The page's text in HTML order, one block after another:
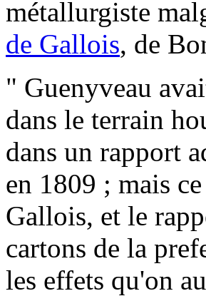
métallurgiste
de Gallois, de
" Guenyveau
dans le terrain
dans un rapport
en 1809 ; mais
Gallois, et le
cartons de la
les effets qu'on